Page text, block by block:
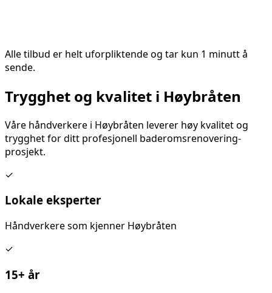
Alle tilbud er helt uforpliktende og tar kun 1 minutt å
sende.
Trygghet og kvalitet i Høybråten
Våre håndverkere i Høybråten leverer høy kvalitet og
trygghet for ditt profesjonell baderomsrenovering-
prosjekt.
✓
Lokale eksperter
Håndverkere som kjenner Høybråten
✓
15+ år